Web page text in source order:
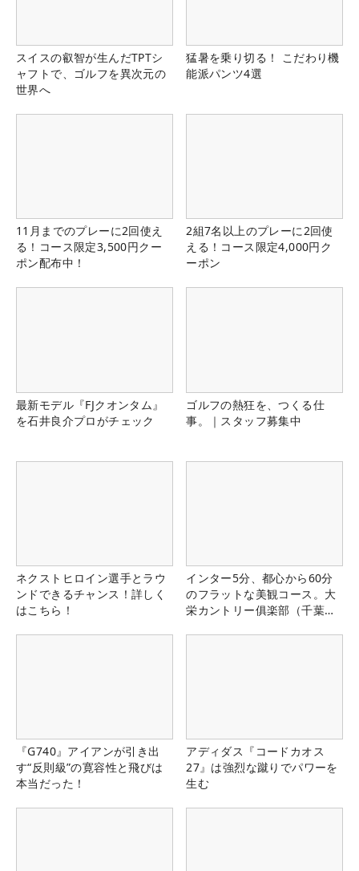
スイスの叡智が生んだTPTシ
ャフトで、ゴルフを異次元の
世界へ
猛暑を乗り切る！ こだわり機
能派パンツ4選
11月までのプレーに2回使え
る！コース限定3,500円クー
ポン配布中！
2組7名以上のプレーに2回使
える！コース限定4,000円ク
ーポン
最新モデル『FJクオンタム』
を石井良介プロがチェック
ゴルフの熱狂を、つくる仕
事。｜スタッフ募集中
ネクストヒロイン選手とラウ
ンドできるチャンス！詳しく
はこちら！
インター5分、都心から60分
のフラットな美観コース。大
栄カントリー俱楽部（千葉
『G740』アイアンが引き出
す“反則級”の寛容性と飛びは
本当だった！
アディダス『コードカオス
27』は強烈な蹴りでパワーを
生む